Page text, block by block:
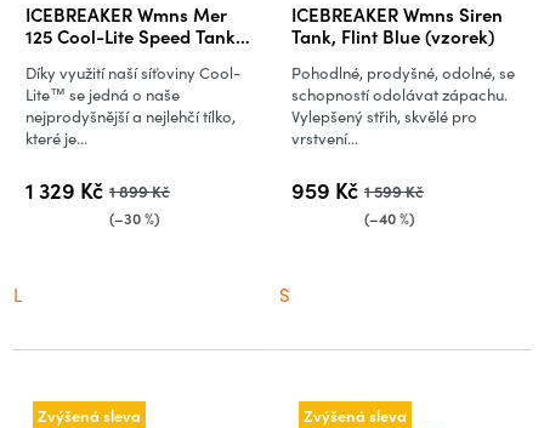
ICEBREAKER Wmns Mer
125 Cool-Lite Speed Tank,
1 329 Kč 1 899 Kč
(–30 %)
Díky využití naší síťoviny Cool-
Lite™ se jedná o naše
nejprodyšnější a nejlehčí tílko,
které je...
L
ICEBREAKER Wmns Siren
Tank, Flint Blue (vzorek)
959 Kč 1 599 Kč
(–40 %)
Pohodlné, prodyšné, odolné, se
schopností odolávat zápachu.
Vylepšený střih, skvělé pro
vrstvení...
S
Zvýšená sleva
Zvýšená sleva